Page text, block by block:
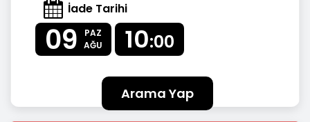
İade Tarihi
09
PAZ
AĞU
10:00
Arama Yap